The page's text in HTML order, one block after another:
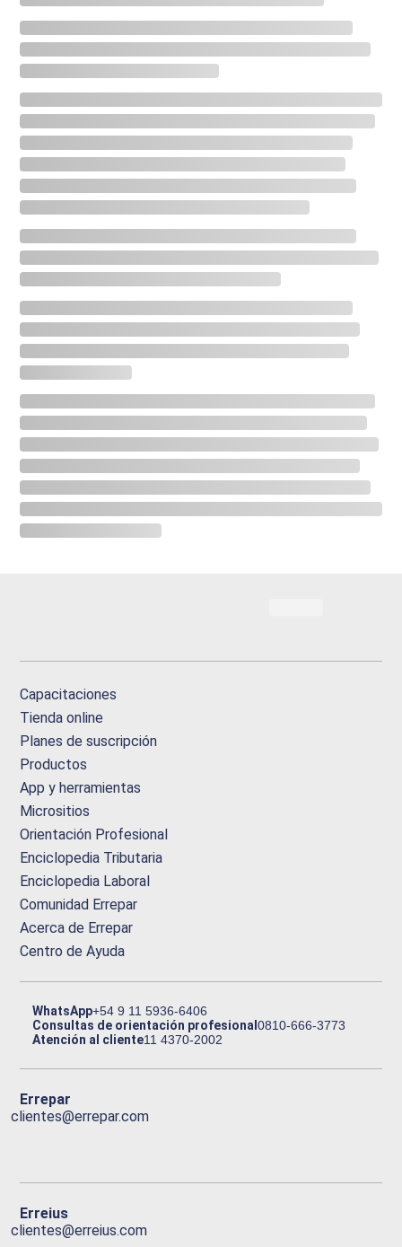
Capacitaciones
Tienda online
Planes de suscripción
Productos
App y herramientas
Micrositios
Orientación Profesional
Enciclopedia Tributaria
Enciclopedia Laboral
Comunidad Errepar
Acerca de Errepar
Centro de Ayuda
WhatsApp+54 9 11 5936-6406
Consultas de orientación profesional0810-666-3773
Atención al cliente11 4370-2002
Errepar
clientes@errepar.com
Erreius
clientes@erreius.com